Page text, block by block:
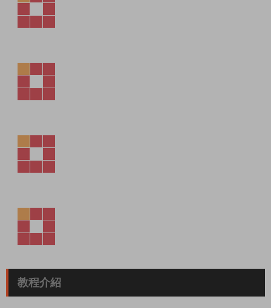
教程介紹